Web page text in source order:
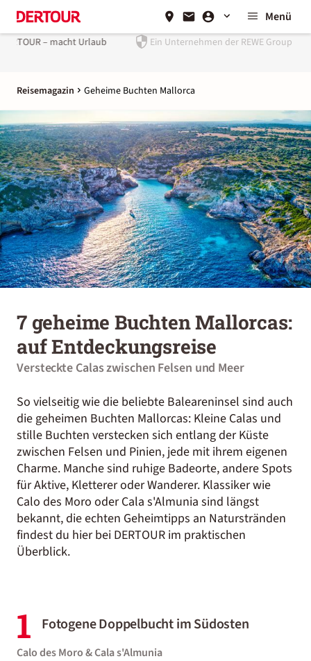
Menü
Ein Unternehmen der REWE Group
Reisemagazin Geheime Buchten Mallorca
7 geheime Buchten Mallorcas:
auf Entdeckungsreise
Versteckte Calas zwischen Felsen und Meer
So vielseitig wie die beliebte Baleareninsel sind auch
die geheimen Buchten Mallorcas: Kleine Calas und
stille Buchten verstecken sich entlang der Küste
zwischen Felsen und Pinien, jede mit ihrem eigenen
Charme. Manche sind ruhige Badeorte, andere Spots
für Aktive, Kletterer oder Wanderer. Klassiker wie
Calo des Moro oder Cala s'Almunia sind längst
bekannt, die echten Geheimtipps an Naturstränden
findest du hier bei DERTOUR im praktischen
Überblick.
1 Fotogene Doppelbucht im Südosten
Calo des Moro & Cala s'Almunia